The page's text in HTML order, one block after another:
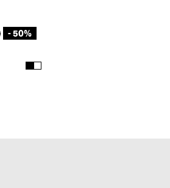
- 50%
1 2